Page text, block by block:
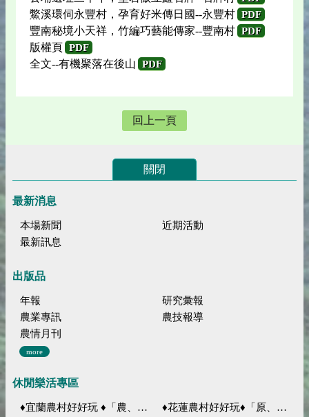
鱉溪環伺永豐村，孕育好米傳日國--永豐村 PDF
豐南秘境小天祥，竹編巧藝能傳家--豐南村 PDF
版權頁 PDF
全文--有機聚落在後山 PDF
回上一頁
關閉
最新消息
本場新聞
近期活動
最新訊息
出版品
年報
研究彙報
農業專訊
農技報導
農情月刊
more
休閒樂活專區
♦宜蘭農村好好玩 ♦「農、藝、山、水」四條遊程推薦 ♦花蓮農村好好玩♦「原、生、慢、活」四條遊程推薦